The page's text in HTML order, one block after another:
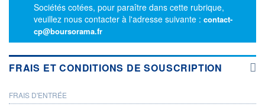
Sociétés cotées, pour paraître dans cette rubrique,
veuillez nous contacter à l'adresse suivante : contact-
cp@boursorama.fr
FRAIS ET CONDITIONS DE SOUSCRIPTION
PROSPECTUS
FRAIS D'ENTRÉE